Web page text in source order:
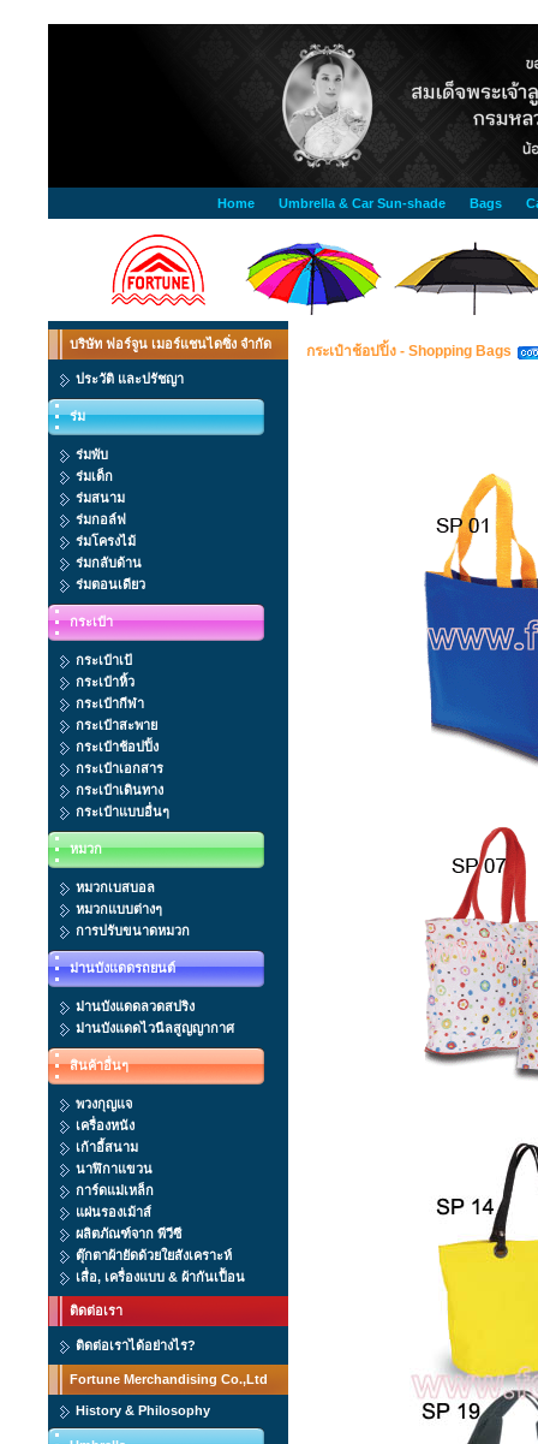
Home Umbrella & Car Sun-shade Bags
บริษัท ฟอร์จูน เมอร์แชนไดซิ่ง จำกัด
ประวัติ และปรัชญา
ร่ม
ร่มพับ
ร่มเด็ก
ร่มสนาม
ร่มกอล์ฟ
ร่มโครงไม้
ร่มกลับด้าน
ร่มตอนเดียว
กระเป๋า
กระเป๋าเป้
กระเป๋าหิ้ว
กระเป๋ากีฬา
กระเป๋าสะพาย
กระเป๋าช้อปปิ้ง
กระเป๋าเอกสาร
กระเป๋าเดินทาง
กระเป๋าแบบอื่นๆ
หมวก
หมวกเบสบอล
หมวกแบบต่างๆ
การปรับขนาดหมวก
ม่านบังแดดรถยนต์
ม่านบังแดดลวดสปริง
ม่านบังแดดไวนีลสูญญากาศ
สินค้าอื่นๆ
พวงกุญแจ
เครื่องหนัง
เก้าอี้สนาม
นาฬิกาแขวน
การ์ดแม่เหล็ก
แผ่นรองเม้าส์
ผลิตภัณฑ์จาก พีวีซี
ตุ๊กตาผ้ายัดด้วยใยสังเคราะห์
เสื่อ, เครื่องแบบ & ผ้ากันเปื้อน
ติดต่อเรา
ติดต่อเราได้อย่างไร?
Fortune Merchandising Co.,Ltd
History & Philosophy
กระเป๋าช้อปปิ้ง - Shopping Bags